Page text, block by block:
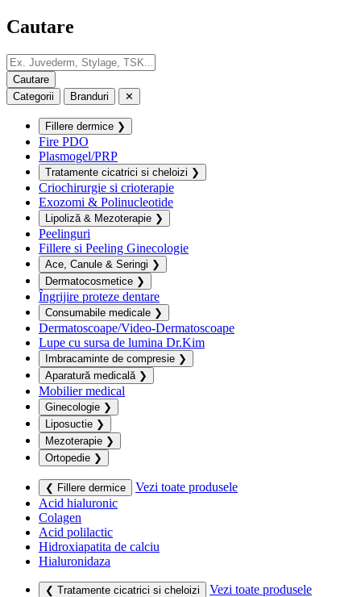
Cautare
Categorii Branduri ✕
Fillere dermice ❯
Fire PDO
Plasmogel/PRP
Tratamente cicatrici si cheloizi ❯
Criochirurgie si crioterapie
Exozomi & Polinucleotide
Lipoliză & Mezoterapie ❯
Peelinguri
Fillere si Peeling Ginecologie
Ace, Canule & Seringi ❯
Dermatocosmetice ❯
Îngrijire proteze dentare
Consumabile medicale ❯
Dermatoscoape/Video-Dermatoscoape
Lupe cu sursa de lumina Dr.Kim
Imbracaminte de compresie ❯
Aparatură medicală ❯
Mobilier medical
Ginecologie ❯
Liposuctie ❯
Mezoterapie ❯
Ortopedie ❯
❮ Fillere dermice
Vezi toate produsele
Acid hialuronic
Colagen
Acid polilactic
Hidroxiapatita de calciu
Hialuronidaza
❮ Tratamente cicatrici si cheloizi
Vezi toate produsele